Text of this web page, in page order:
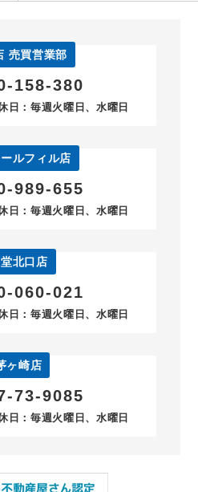
売買営業部
158-380
日：毎週火曜日、水曜日
ルフィル店
989-655
日：毎週火曜日、水曜日
北口店
060-021
日：毎週火曜日、水曜日
ヶ崎店
73-9085
日：毎週火曜日、水曜日